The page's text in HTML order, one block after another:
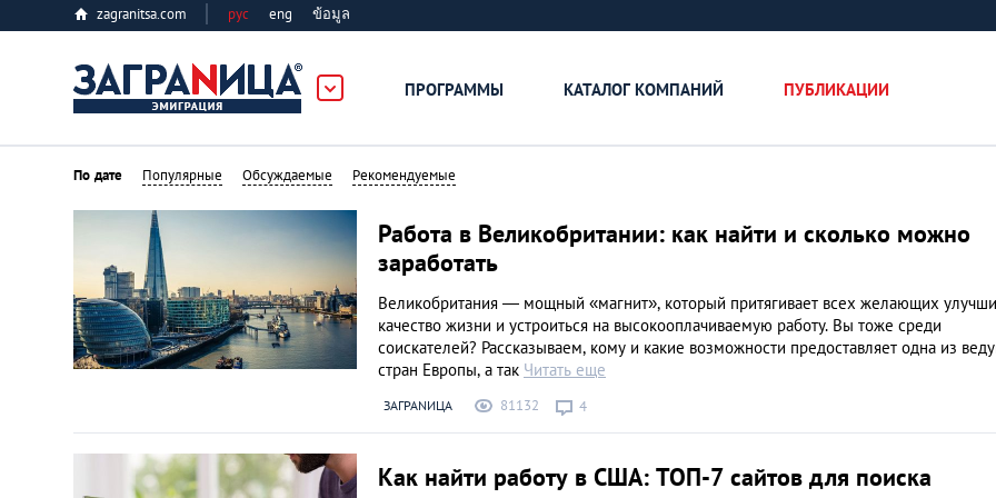
zagranitsa.com рус eng ข้อมูล
ПРОГРАММЫ КАТАЛОГ КОМПАНИЙ ПУБЛИКАЦИИ
Все страны
Великобритания
По дате Популярные Обсуждаемые Рекомендуемые
Работа в Великобритании: как найти и сколько можно
заработать
Великобритания — мощный «магнит», который притягивает всех желающих
качество жизни и устроиться на высокооплачиваемую работу. Вы тоже среди
соискателей? Рассказываем, кому и какие возможности предоставляет одна из
стран Европы, а так Читать еще
ЗАГРАNИЦА 81132 4
Как найти работу в США: ТОП-7 сайтов для поиска
Как открыть
Словакии: